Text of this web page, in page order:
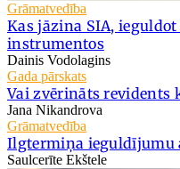
Grāmatvedība
Kas jāzina SIA,
instrumentos
Dainis Vodolagins
Gada pārskats
Vai zvērināts revidents
Jana Nikandrova
Grāmatvedība
Ilgtermiņa ieguldījumu
Saulcerīte Ekštele